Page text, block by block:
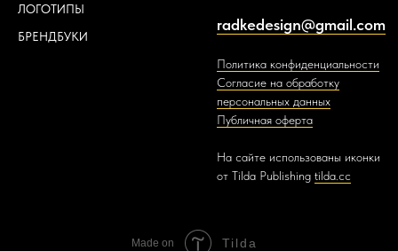
ЛОГОТИПЫ
БРЕНДБУКИ
radkedesign@gmail.com
Политика конфиденциальности
Согласие на обработку
персональных данных
Публичная оферта
На сайте использованы иконки
от Tilda Publishing tilda.cc
Made on Tilda